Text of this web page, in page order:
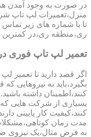
در صورت به وجود آمدن
منزل،تعمیرات لپ تاپ
تا با شماره های زیر تماس
ری،منطقه ری،در کمترین
تعمیر لپ تاپ فوری
اگر قصد دارید تا تعمیر
بگیرد،باید به نیروهایی
کنند،اطمینان داشته باشید.
بسیاری از شرکت هایی
کنند،کیفیت کار پایینی
مدت زمان
به فرض مثال،یک نیروی